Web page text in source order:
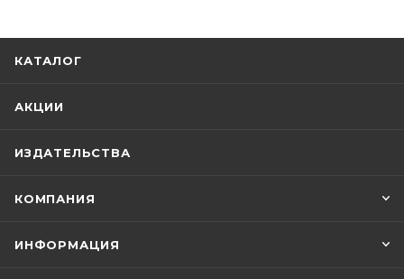
КАТАЛОГ
АКЦИИ
ИЗДАТЕЛЬСТВА
КОМПАНИЯ
ИНФОРМАЦИЯ